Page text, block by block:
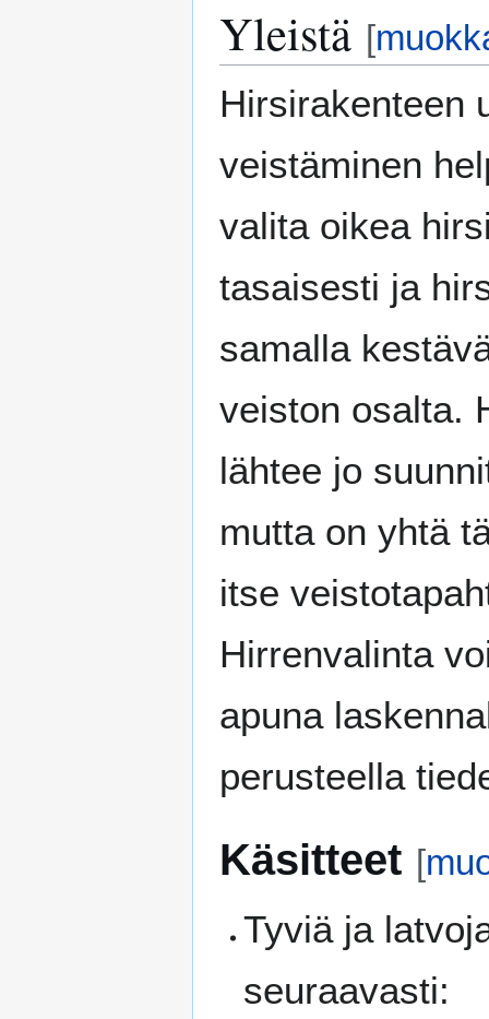
Yleistä [
Hirsirakenteen
veistäminen
valita oikea
tasaisesti ja
samalla
veiston osalta.
lähtee jo
mutta on yhtä
itse
Hirrenvalinta
apuna
perusteella
Käsitteet [
Tyviä ja
seuraavasti: